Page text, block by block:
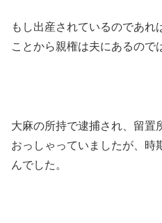
もし出産されているのであれ
ことから親権は夫にあるので
大麻の所持で逮捕され、留置
おっしゃっていましたが、時
んでした。